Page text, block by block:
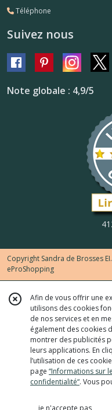
Téléphone
Suivez nous
Note globale : 4,9/5
Copyright Sandra de Brosses
eProShopping
Afin de vous offrir une
utilisons des cookies
de nos services et en
également des cookies
montrer des publicités
leurs applications. En
l’utilisation de ces
page “Informations sur
confidentialité“. Vous
je n'accepte pas